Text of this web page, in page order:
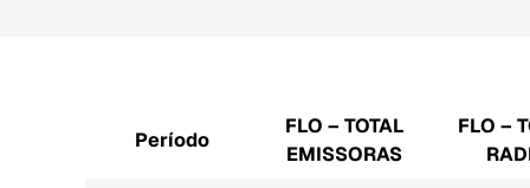
Período
FLO – TOTAL
EMISSORAS
FLO –